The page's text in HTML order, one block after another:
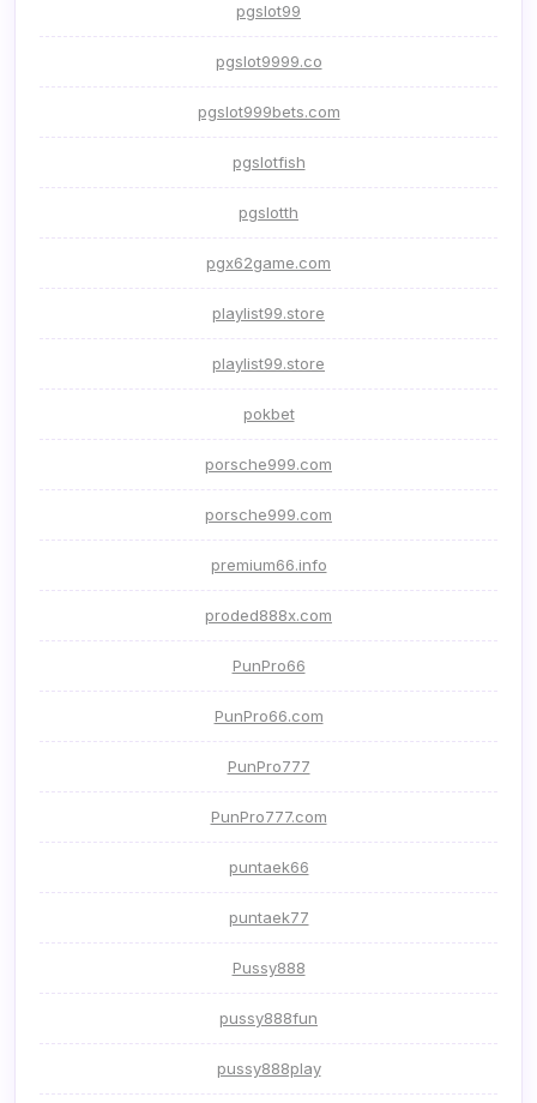
pgslot99
pgslot9999.co
pgslot999bets.com
pgslotfish
pgslotth
pgx62game.com
playlist99.store
playlist99.store
pokbet
porsche999.com
porsche999.com
premium66.info
proded888x.com
PunPro66
PunPro66.com
PunPro777
PunPro777.com
puntaek66
puntaek77
Pussy888
pussy888fun
pussy888play